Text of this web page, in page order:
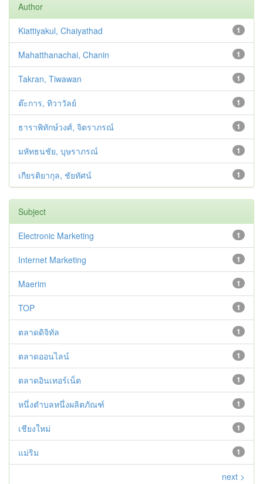
Author
1
Kiattiyakul, Chaiyathad
1
Mahatthanachai, Chanin
1
Takran, Tiwawan
1
ต๊ะการ, ทิวาวัลย์
1
ธาราพิทักษ์วงศ์, จิตราภรณ์
1
มหัทธนชัย, บุษราภรณ์
1
เกียรติยากุล, ชัยทัศน์
Subject
1
Electronic Marketing
1
Internet Marketing
1
Maerim
1
TOP
1
ตลาดดิจิทัล
1
ตลาดออนไลน์
1
ตลาดอินเทอร์เน็ต
1
หนึ่งตำบลหนึ่งผลิตภัณฑ์
1
เชียงใหม่
1
แม่ริม
next >